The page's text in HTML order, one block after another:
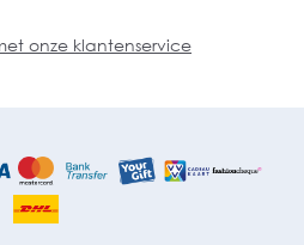
onze klantenservice